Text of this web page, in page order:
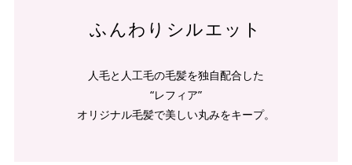
ふんわりシルエット
人毛と人工毛の毛髪を独自配合した
“レフィア”
オリジナル毛髪で美しい丸みをキープ。